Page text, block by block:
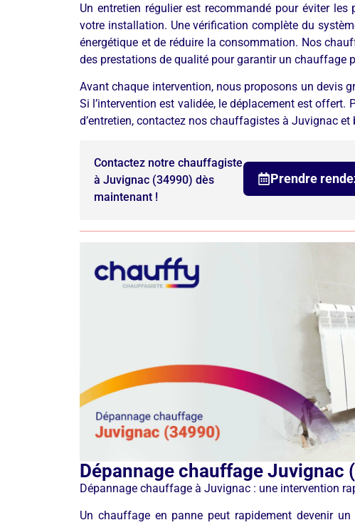
Un entretien régulier est recommandé pour éviter
votre installation. Une vérification complète du
énergétique et de réduire la consommation. Nos
des prestations de qualité pour garantir un chauffage
Avant chaque intervention, nous proposons un devis
Si l’intervention est validée, le déplacement est offert.
d’entretien, contactez nos chauffagistes à Juvignac et
Contactez notre chauffagiste
à Juvignac (34990) dès
maintenant !
Prendre
Dépannage chauffage Juvignac
Dépannage chauffage à Juvignac : une intervention
Un chauffage en panne peut rapidement devenir